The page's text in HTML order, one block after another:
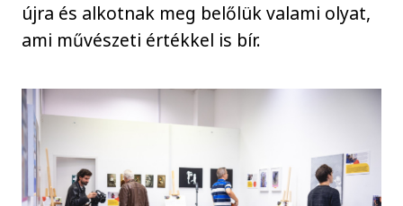
újra és alkotnak meg belőlük valami olyat,
ami művészeti értékkel is bír.